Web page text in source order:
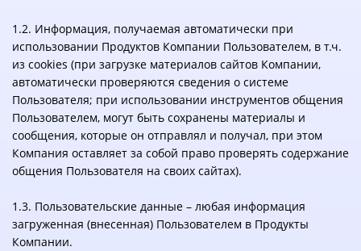
1.2. Информация, получаемая автоматически при
использовании Продуктов Компании Пользователем, в т.ч.
из cookies (при загрузке материалов сайтов Компании,
автоматически проверяются сведения о системе
Пользователя; при использовании инструментов общения
Пользователем, могут быть сохранены материалы и
сообщения, которые он отправлял и получал, при этом
Компания оставляет за собой право проверять содержание
общения Пользователя на своих сайтах).
1.3. Пользовательские данные – любая информация
загруженная (внесенная) Пользователем в Продукты
Компании.